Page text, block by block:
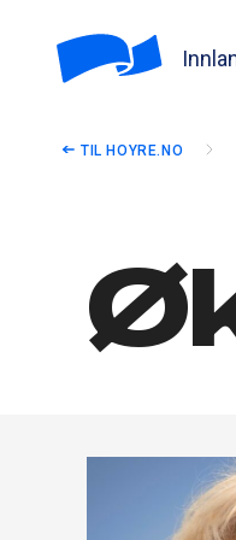
TIL HOYRE.NO